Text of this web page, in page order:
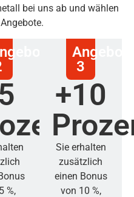
bei uns ab und wählen
%,
Angebot
3
+10
Sie erhalten
zusätzlich
einen Bonus
von 10 %,